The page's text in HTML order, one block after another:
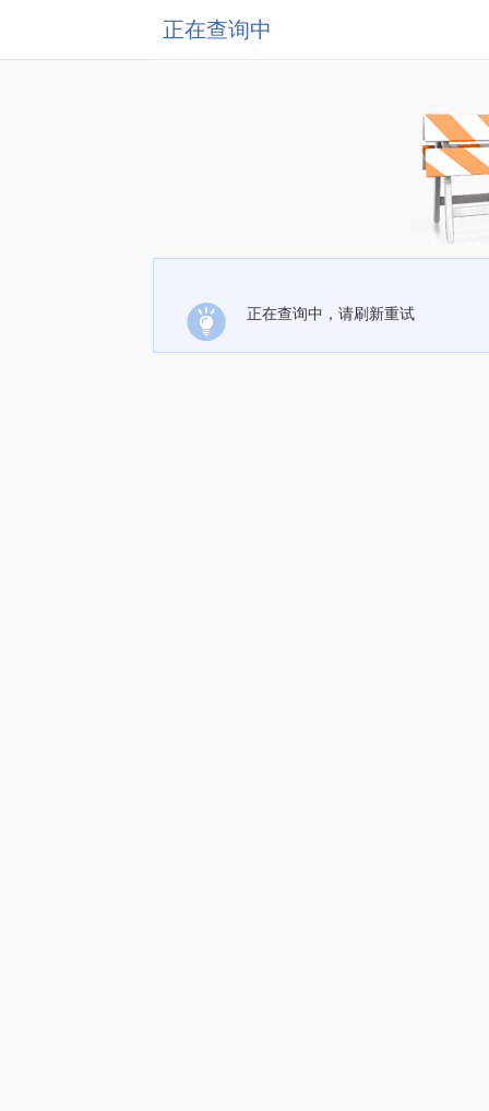
正在查询中
正在查询中，请刷新重试